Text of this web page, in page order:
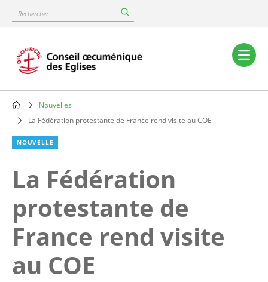
content
Rechercher
Main
navigation
Breadcrumb
Nouvelles
La Fédération protestante de France rend visite au COE
NOUVELLE
La Fédération
protestante de
France rend visite
au COE